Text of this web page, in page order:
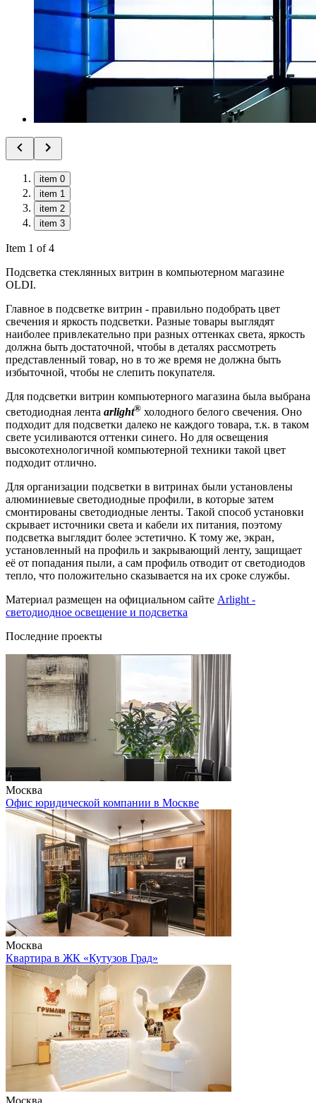
item 0
item 1
item 2
item 3
Item 1 of 4
Подсветка стеклянных витрин в компьютерном магазине
OLDI.
Главное в подсветке витрин - правильно подобрать цвет
свечения и яркость подсветки. Разные товары выглядят
наиболее привлекательно при разных оттенках света, яркость
должна быть достаточной, чтобы в деталях рассмотреть
представленный товар, но в то же время не должна быть
избыточной, чтобы не слепить покупателя.
Для подсветки витрин компьютерного магазина была выбрана
светодиодная лента arlight® холодного белого свечения. Оно
подходит для подсветки далеко не каждого товара, т.к. в таком
свете усиливаются оттенки синего. Но для освещения
высокотехнологичной компьютерной техники такой цвет
подходит отлично.
Для организации подсветки в витринах были установлены
алюминиевые светодиодные профили, в которые затем
смонтированы светодиодные ленты. Такой способ установки
скрывает источники света и кабели их питания, поэтому
подсветка выглядит более эстетично. К тому же, экран,
установленный на профиль и закрывающий ленту, защищает
её от попадания пыли, а сам профиль отводит от светодиодов
тепло, что положительно сказывается на их сроке службы.
Материал размещен на официальном сайте Arlight -
светодиодное освещение и подсветка
Последние проекты
Москва
Офис юридической компании в Москве
Москва
Квартира в ЖК «Кутузов Град»